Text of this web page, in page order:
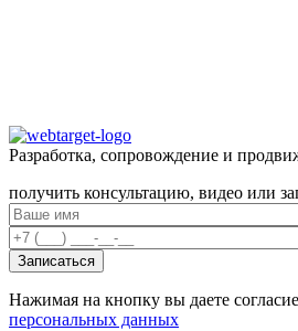
Разработка, сопровождение и
получить консультацию, видео или
Нажимая на кнопку вы даете
персональных данных